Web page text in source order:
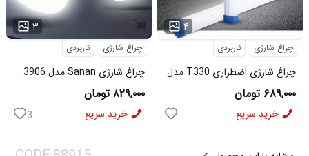
۳
چراغ شارژی کاربردی
چراغ شارژی Sanan مدل 3906
۸۲۹,۰۰۰ تومان
خرید سریع 3
۴ ...
چراغ شارژی کاربردی
چراغ شارژی اضطراری T330 مدل
3905
۶۸۹,۰۰۰ تومان
خرید سریع